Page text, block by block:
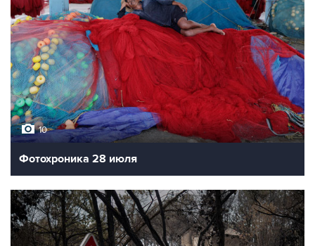
10
Фотохроника 28 июля